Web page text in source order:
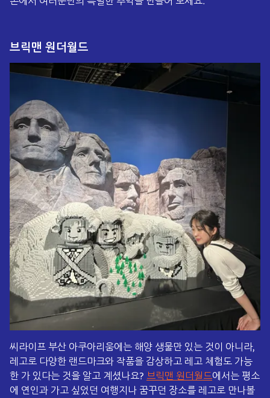
브릭맨 원더월드
씨라이프 부산 아쿠아리움에는 해양 생물만 있는 것이 아니라,
레고로 다양한 랜드마크와 작품을 감상하고 레고 체험도 가능
한 가 있다는 것을 알고 계셨나요? 브릭맨 원더월드에서는 평소
에 연인과 가고 싶었던 여행지나 꿈꾸던 장소를 레고로 만나볼